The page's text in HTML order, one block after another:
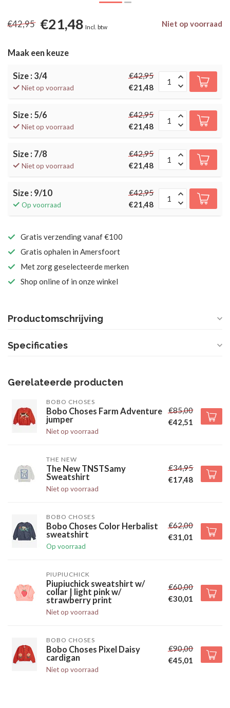
€42,95 €21,48 Incl. btw Niet op voorraad
Maak een keuze
Size : 3/4
Niet op voorraad
€42,95
€21,48
Size : 5/6
Niet op voorraad
€42,95
€21,48
Size : 7/8
Niet op voorraad
€42,95
€21,48
Size : 9/10
Op voorraad
€42,95
€21,48
Gratis verzending vanaf €100
Gratis ophalen in Amersfoort
Met zorg geselecteerde merken
Shop online of in onze winkel
Productomschrijving
Specificaties
Gerelateerde producten
BOBO CHOSES
Bobo Choses Farm Adventure
jumper
Niet op voorraad
€85,00
€42,51
THE NEW
The New TNSTSamy
Sweatshirt
Niet op voorraad
€34,95
€17,48
BOBO CHOSES
Bobo Choses Color Herbalist
sweatshirt
Op voorraad
€62,00
€31,01
PIUPIUCHICK
Piupiuchick sweatshirt w/
collar | light pink w/
strawberry print
Niet op voorraad
€60,00
€30,01
BOBO CHOSES
Bobo Choses Pixel Daisy
cardigan
Niet op voorraad
€90,00
€45,01